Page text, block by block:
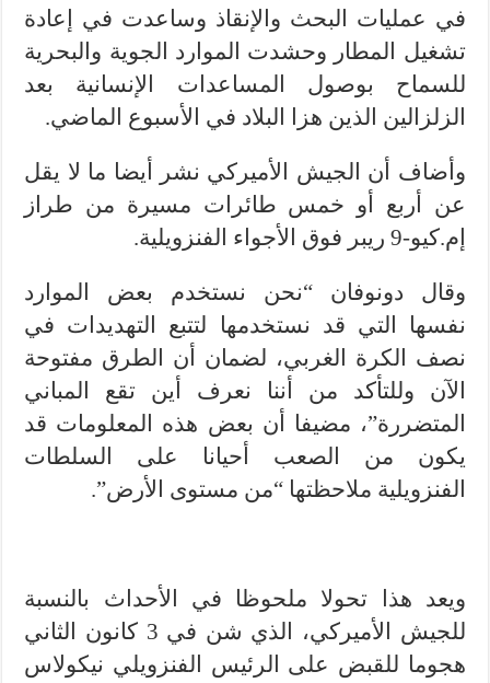
في عمليات البحث والإنقاذ وساعدت في إعادة
تشغيل المطار وحشدت الموارد الجوية والبحرية
للسماح بوصول المساعدات الإنسانية بعد
الزلزالين الذين هزا البلاد في الأسبوع الماضي.
وأضاف أن الجيش الأميركي نشر أيضا ما لا يقل
عن أربع أو خمس طائرات مسيرة من طراز
إم.كيو-9 ريبر فوق الأجواء الفنزويلية.
وقال دونوفان “نحن نستخدم بعض الموارد
نفسها التي قد نستخدمها لتتبع التهديدات في
نصف الكرة الغربي، لضمان أن الطرق مفتوحة
الآن وللتأكد من أننا نعرف أين تقع المباني
المتضررة”، مضيفا أن بعض هذه المعلومات قد
يكون من الصعب أحيانا على السلطات
الفنزويلية ملاحظتها “من مستوى الأرض”.
ويعد هذا تحولا ملحوظا في الأحداث بالنسبة
للجيش الأميركي، الذي شن في 3 كانون الثاني
هجوما للقبض على الرئيس الفنزويلي نيكولاس